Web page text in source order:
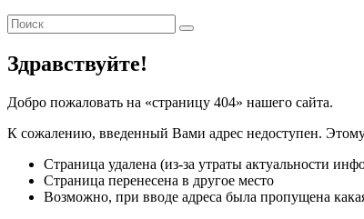
Здравствуйте!
Добро пожаловать на «страницу 404» нашего сайта.
К сожалению, введенный Вами адрес недоступен.
Страница удалена (из-за утраты актуальности
Страница перенесена в другое место
Возможно, при вводе адреса была пропущена